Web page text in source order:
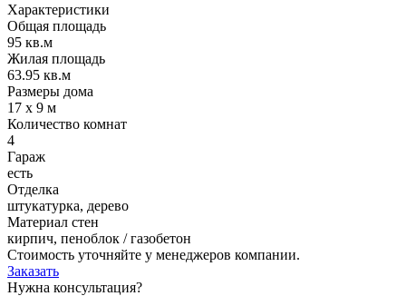
Характеристики
Общая площадь
95 кв.м
Жилая площадь
63.95 кв.м
Размеры дома
17 x 9 м
Количество комнат
4
Гараж
есть
Отделка
штукатурка, дерево
Материал стен
кирпич, пеноблок / газобетон
Стоимость уточняйте у менеджеров компании.
Заказать
Нужна консультация?